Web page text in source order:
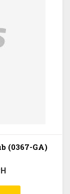
(0367-GA)